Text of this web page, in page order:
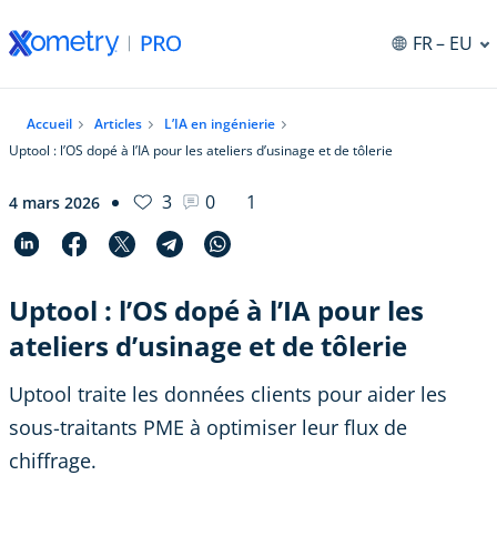
FR– EU
Accueil Articles
L’IA en ingénierie
Uptool : l’OS dopé à l’IA pour les ateliers d’usinage et de tôlerie
4 mars 2026 3 0 1
Uptool : l’OS dopé à l’IA pour les
ateliers d’usinage et de tôlerie
Uptool traite les données clients pour aider les
sous-traitants PME à optimiser leur flux de
chiffrage.